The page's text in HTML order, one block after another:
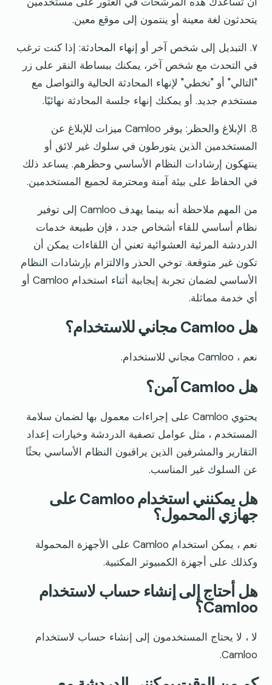
يتحدثون لغة معينة أو ينتمون إلى موقع معين.
٧. التبديل إلى شخص آخر أو إنهاء المحادثة: إذا كنت ترغب
في التحدث مع شخص آخر، يمكنك ببساطة النقر على زر
"التالي" أو "تخطي" لإنهاء المحادثة الحالية والتواصل مع
مستخدم جديد. أو يمكنك إنهاء جلسة المحادثة نهائيًا.
8. الإبلاغ والحظر: يوفر Camloo ميزات للإبلاغ عن
المستخدمين الذين يتورطون في سلوك غير لائق أو
ينتهكون إرشادات النظام الأساسي وحظرهم. يساعد ذلك
في الحفاظ على بيئة آمنة ومحترمة لجميع المستخدمين.
من المهم ملاحظة أنه بينما يهدف Camloo إلى توفير
نظام أساسي للقاء أشخاص جدد ، فإن طبيعة خدمات
الدردشة المرئية العشوائية تعني أن اللقاءات يمكن أن
تكون غير متوقعة. توخي الحذر والالتزام بإرشادات النظام
الأساسي لضمان تجربة إيجابية أثناء استخدام Camloo أو
أي خدمة مماثلة.
هل Camloo مجاني للاستخدام؟
نعم ، Camloo مجاني للاستخدام.
هل Camloo آمن؟
يحتوي Camloo على إجراءات معمول بها لضمان سلامة
المستخدم ، مثل عوامل تصفية الدردشة وخيارات إعداد
التقارير والمشرفين الذين يراقبون النظام الأساسي بحثًا
عن السلوك غير المناسب.
هل يمكنني استخدام Camloo على
جهازي المحمول؟
نعم ، يمكن استخدام Camloo على الأجهزة المحمولة
وكذلك على أجهزة الكمبيوتر المكتبية.
هل أحتاج إلى إنشاء حساب لاستخدام
Camloo؟
لا ، لا يحتاج المستخدمون إلى إنشاء حساب لاستخدام
Camloo.